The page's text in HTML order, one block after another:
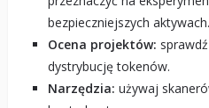
bezpieczniejszych aktywach.
Ocena projektów:
dystrybucję tokenów.
Narzędzia: używaj